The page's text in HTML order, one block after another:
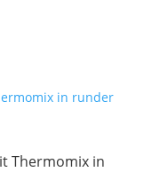
Thermomix in